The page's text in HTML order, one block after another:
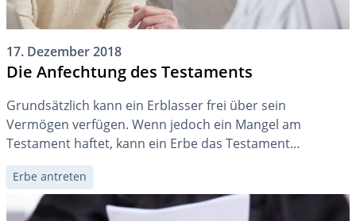
17. Dezember 2018
Die Anfechtung des Testaments
Grundsätzlich kann ein Erblasser frei über sein
Vermögen verfügen. Wenn jedoch ein Mangel am
Testament haftet, kann ein Erbe das Testament
anfechten. Dies ist bspw. bei der fehlenden
Urteilsfähigkeit des Erblassers im Zeitpunkt der
Testamentserstellung der Fall.
Erbe antreten